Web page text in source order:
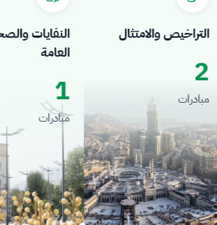
النفايات والصحة
العامة
1
مبادرات
التراخيص والامتثال
مبادرات